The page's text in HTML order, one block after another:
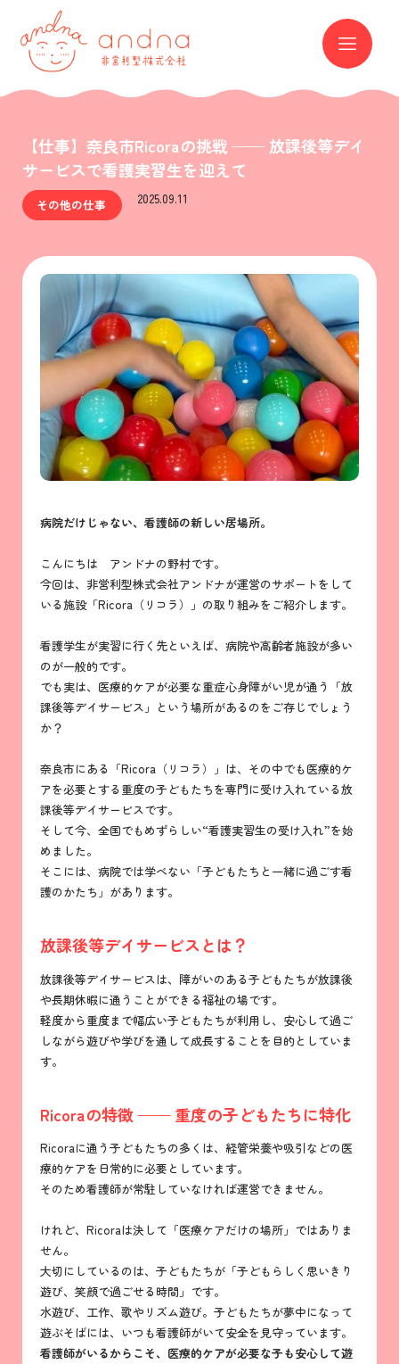
【仕事】奈良市Ricoraの挑戦 —— 放課後等デイ
サービスで看護実習生を迎えて
その他の仕事 2025.09.11
病院だけじゃない、看護師の新しい居場所。
こんにちは アンドナの野村です。
今回は、非営利型株式会社アンドナが運営のサポートをして
いる施設「Ricora（リコラ）」の取り組みをご紹介します。
看護学生が実習に行く先といえば、病院や高齢者施設が多い
のが一般的です。
でも実は、医療的ケアが必要な重症心身障がい児が通う「放
課後等デイサービス」という場所があるのをご存じでしょう
か？
奈良市にある「Ricora（リコラ）」は、その中でも医療的ケ
アを必要とする重度の子どもたちを専門に受け入れている放
課後等デイサービスです。
そして今、全国でもめずらしい“看護実習生の受け入れ”を始
めました。
そこには、病院では学べない「子どもたちと一緒に過ごす看
護のかたち」があります。
放課後等デイサービスとは？
放課後等デイサービスは、障がいのある子どもたちが放課後
や長期休暇に通うことができる福祉の場です。
軽度から重度まで幅広い子どもたちが利用し、安心して過ご
しながら遊びや学びを通して成長することを目的としていま
す。
Ricoraの特徴 —— 重度の子どもたちに特化
Ricoraに通う子どもたちの多くは、経管栄養や吸引などの医
療的ケアを日常的に必要としています。
そのため看護師が常駐していなければ運営できません。
けれど、Ricoraは決して「医療ケアだけの場所」ではありま
せん。
大切にしているのは、子どもたちが「子どもらしく思いきり
遊び、笑顔で過ごせる時間」です。
水遊び、工作、歌やリズム遊び。子どもたちが夢中になって
遊ぶそばには、いつも看護師がいて安全を見守っています。
看護師がいるからこそ、医療的ケアが必要な子も安心して遊